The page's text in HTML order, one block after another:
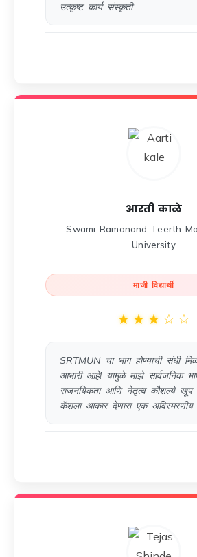
उत्कृष्ट कार्य संस्कृती
आरती काळे
Swami Ramanand Teerth
University
माजी विद्यार्थी
☆
☆
★
★
★
SRTMUN चा भाग होण्याची संधी
आभारी आहे! यामुळे माझे सार्वजनिक
राजनयिकता आणि नेतृत्व कौशल्ये खूप
कॅशला आकार देणारा एक